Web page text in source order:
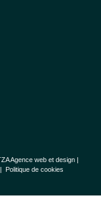
Agence web et design|
Politique de cookies